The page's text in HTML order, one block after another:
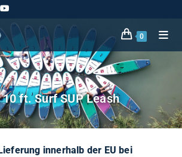
0
10 ft. Surf SUP Leash
innerhalb der EU bei